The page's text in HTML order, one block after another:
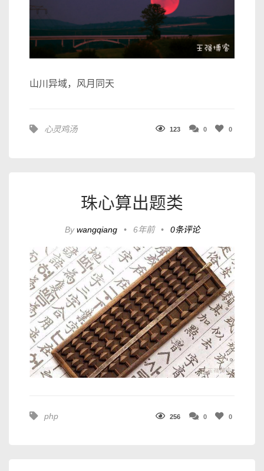
山川异域，风月同天
心灵鸡汤 123 0 0
珠心算出题类
Bywangqiang • 6年前 • 0条评论
php 256 0 0